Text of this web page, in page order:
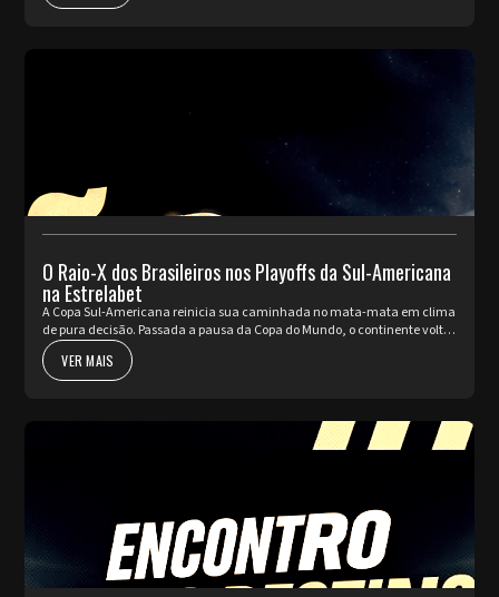
O Raio-X dos Brasileiros nos Playoffs da Sul-Americana
na Estrelabet
A Copa Sul-Americana reinicia sua caminhada no mata-mata em clima
de pura decisão. Passada a pausa da Copa do Mundo, o continente volta
a pulsar com as partidas de ida da fase de Playoffs. Quatro rep...
VER MAIS